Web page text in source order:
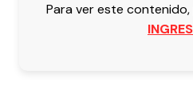
Para ver este